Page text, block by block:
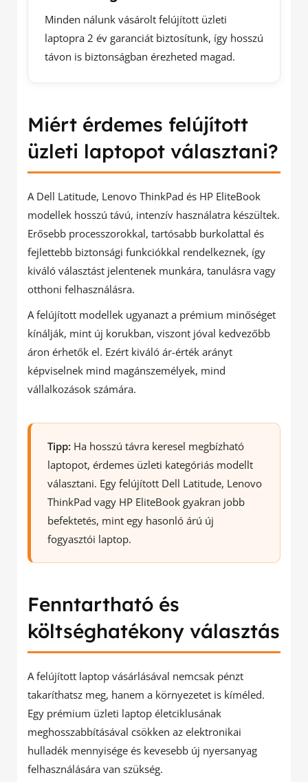
Minden nálunk vásárolt felújított üzleti
laptopra 2 év garanciát biztosítunk, így hosszú
távon is biztonságban érezheted magad.
Miért érdemes felújított
üzleti laptopot választani?
A Dell Latitude, Lenovo ThinkPad és HP EliteBook
modellek hosszú távú, intenzív használatra készültek.
Erősebb processzorokkal, tartósabb burkolattal és
fejlettebb biztonsági funkciókkal rendelkeznek, így
kiváló választást jelentenek munkára, tanulásra vagy
otthoni felhasználásra.
A felújított modellek ugyanazt a prémium minőséget
kínálják, mint új korukban, viszont jóval kedvezőbb
áron érhetők el. Ezért kiváló ár-érték arányt
képviselnek mind magánszemélyek, mind
vállalkozások számára.
Tipp: Ha hosszú távra keresel megbízható
laptopot, érdemes üzleti kategóriás modellt
választani. Egy felújított Dell Latitude, Lenovo
ThinkPad vagy HP EliteBook gyakran jobb
befektetés, mint egy hasonló árú új
fogyasztói laptop.
Fenntartható és
költséghatékony választás
A felújított laptop vásárlásával nemcsak pénzt
takaríthatsz meg, hanem a környezetet is kíméled.
Egy prémium üzleti laptop életciklusának
meghosszabbításával csökken az elektronikai
hulladék mennyisége és kevesebb új nyersanyag
felhasználására van szükség.